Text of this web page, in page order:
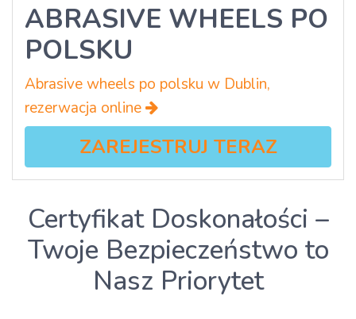
ABRASIVE WHEELS PO
POLSKU
Abrasive wheels po polsku w Dublin,
rezerwacja online
ZAREJESTRUJ TERAZ
Certyfikat Doskonałości –
Twoje Bezpieczeństwo to
Nasz Priorytet